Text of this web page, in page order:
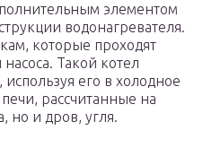
элементом
водонагревателя.
которые проходят
Такой котел
его в холодное
рассчитанные на
но и дров, угля.